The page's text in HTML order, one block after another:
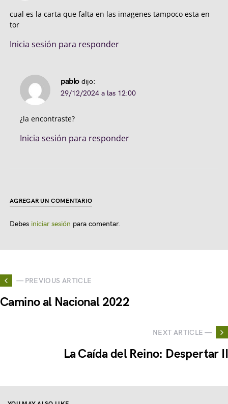
cual es la carta que falta en las imagenes tampoco esta en
tor
Inicia sesión para responder
pablo dijo:
29/12/2024 a las 12:00
¿la encontraste?
Inicia sesión para responder
AGREGAR UN COMENTARIO
Debes iniciar sesión para comentar.
— PREVIOUS ARTICLE
Camino al Nacional 2022
NEXT ARTICLE —
La Caída del Reino: Despertar II